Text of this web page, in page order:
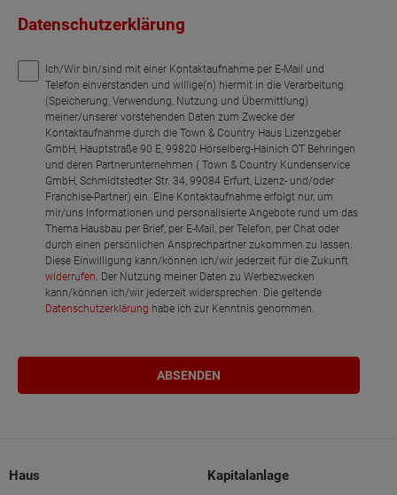
Datenschutzerklärung
Ich/Wir bin/sind mit einer Kontaktaufnahme per E-Mail und
Telefon einverstanden und willige(n) hiermit in die Verarbeitung
(Speicherung, Verwendung, Nutzung und Übermittlung)
meiner/unserer vorstehenden Daten zum Zwecke der
Kontaktaufnahme durch die Town & Country Haus Lizenzgeber
GmbH, Hauptstraße 90 E, 99820 Hörselberg-Hainich OT Behringen
und deren Partnerunternehmen ( Town & Country Kundenservice
GmbH, Schmidtstedter Str. 34, 99084 Erfurt, Lizenz- und/oder
Franchise-Partner) ein. Eine Kontaktaufnahme erfolgt nur, um
mir/uns Informationen und personalisierte Angebote rund um das
Thema Hausbau per Brief, per E-Mail, per Telefon, per Chat oder
durch einen persönlichen Ansprechpartner zukommen zu lassen.
Diese Einwilligung kann/können ich/wir jederzeit für die Zukunft
widerrufen. Der Nutzung meiner Daten zu Werbezwecken
kann/können ich/wir jederzeit widersprechen. Die geltende
Datenschutzerklärung habe ich zur Kenntnis genommen.
Haus
Kapitalanlage